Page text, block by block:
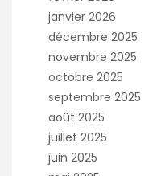
janvier 2026
décembre 2025
novembre 2025
octobre 2025
septembre 2025
août 2025
juillet 2025
juin 2025